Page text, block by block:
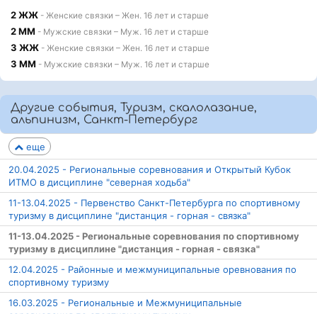
2 ЖЖ - Женские связки – Жен. 16 лет и старше
2 ММ - Мужские связки – Муж. 16 лет и старше
3 ЖЖ - Женские связки – Жен. 16 лет и старше
3 ММ - Мужские связки – Муж. 16 лет и старше
Другие события, Туризм, скалолазание,
альпинизм, Санкт-Петербург
еще
20.04.2025 - Региональные соревнования и Открытый Кубок
ИТМО в дисциплине "северная ходьба"
11-13.04.2025 - Первенство Санкт-Петербурга по спортивному
туризму в дисциплине "дистанция - горная - связка"
11-13.04.2025 - Региональные соревнования по спортивному
туризму в дисциплине "дистанция - горная - связка"
12.04.2025 - Районные и межмуниципальные оревнования по
спортивному туризму
16.03.2025 - Региональные и Межмуниципальные